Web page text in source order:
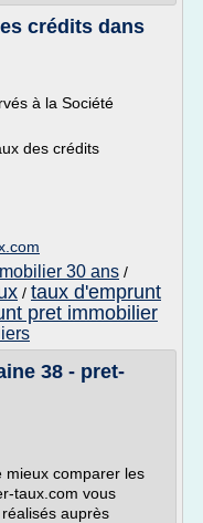
crédits dans
à la Société
des crédits
30 ans /
/ taux d'emprunt
pret immobilier
38 - pret-
mieux comparer les
taux.com vous
auprès